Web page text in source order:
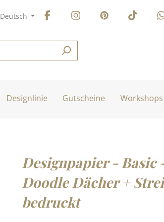
Deutsch
Designlinie Gutscheine Workshops
Designpapier -
Doodle Dächer +
bedruckt